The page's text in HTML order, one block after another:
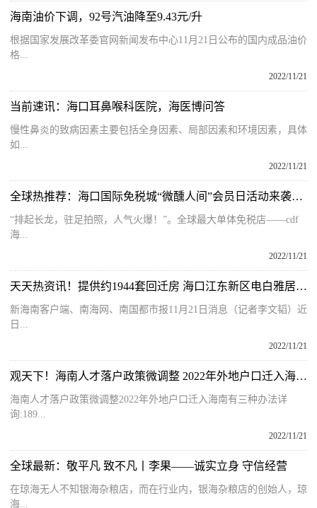
海南油价下调，92号汽油降至9.43元/升
根据国家发展改革委官网新闻发布中心11月21日公布的国内成品油价
格...
2022/11/21
当前速讯：海口耳鼻喉科医院，海医博问答
慢性鼻炎的致病因素主要包括全身因素、局部因素和环境因素，具体
如...
2022/11/21
全球热推荐：海口国际免税城“微醺人间”会员日活动来袭，引领购物消费新潮流
“排起长龙，驻足拍照，人气火爆！”。全球最大单体免税店——cdf
海...
2022/11/21
天天热资讯！提供约1944套回迁房 海口江东新区电白雅居项目即将完工
新海南客户端、南海网、南国都市报11月21日消息（记者李文韬）近
日...
2022/11/21
观天下！海南人才落户政策微调整 2022年外地户口迁入海南有三种办法
海南人才落户政策微调整2022年外地户口迁入海南有三种办法详
询:189...
2022/11/21
全球最新：敬平凡 致不凡丨李果——诚实立身 守信经营
在琼海无人不知银海杂粮店，而在行业内，银海杂粮店的创始人，琼
海...